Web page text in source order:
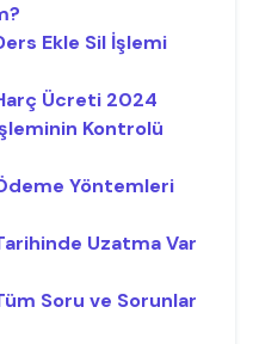
Ekle Sil İşlemi
Ücreti 2024
Kontrolü
Yöntemleri
Uzatma Var
Soru ve Sorunlar